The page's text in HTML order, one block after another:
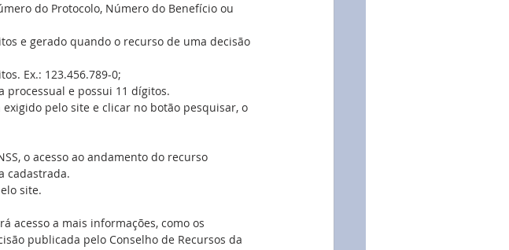
do Protocolo, Número do Benefício ou
e gerado quando o recurso de uma decisão
Ex.: 123.456.789-0;
processual e possui 11 dígitos.
pelo site e clicar no botão pesquisar, o
o acesso ao andamento do recurso
cadastrada.
site.
acesso a mais informações, como os
publicada pelo Conselho de Recursos da